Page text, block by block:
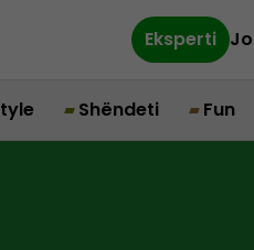
Eksperti
Shëndeti Fun